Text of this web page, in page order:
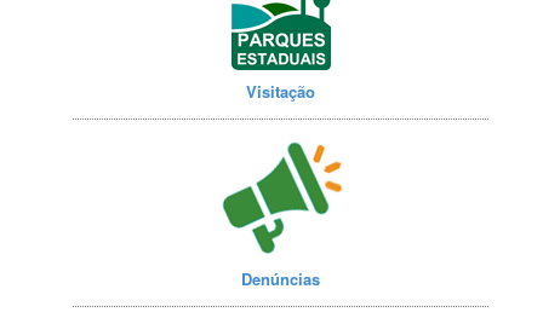
Visitação
Denúncias